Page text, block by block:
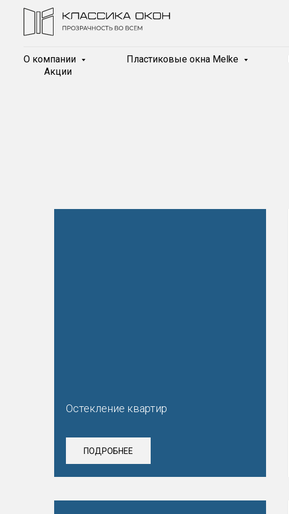
О компании Пластиковые окна Melke
Акции
Остекление квартир
ПОДРОБНЕЕ